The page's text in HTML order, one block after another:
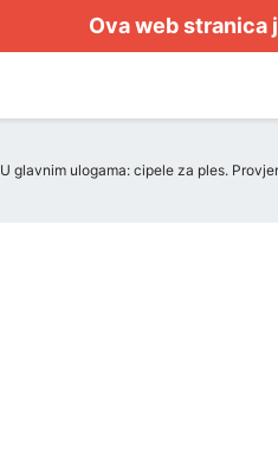
Ova web stranica
U glavnim ulogama: cipele za ples.